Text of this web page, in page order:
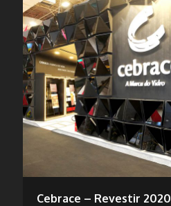
Cebrace – Revestir 2020